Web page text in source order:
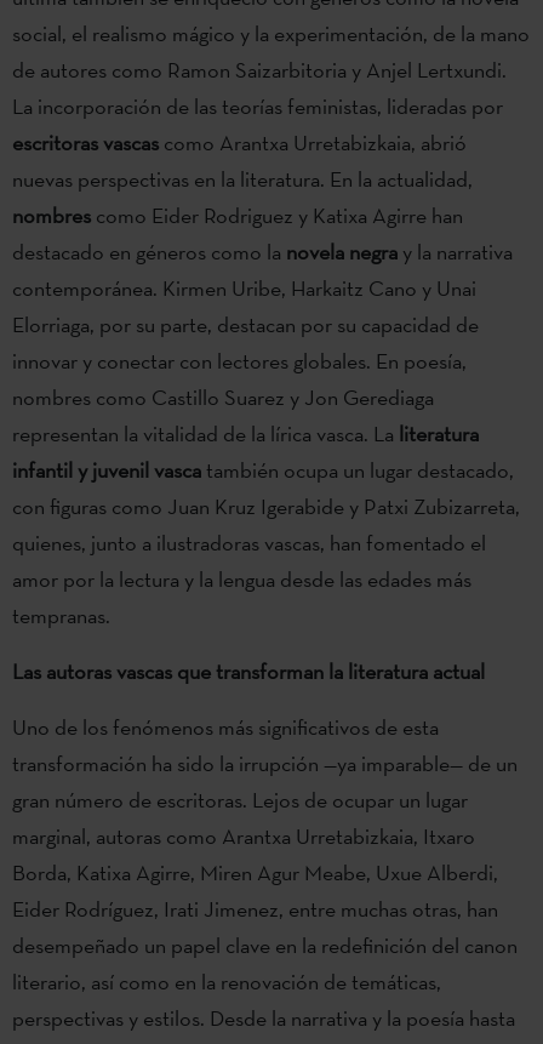
social, el realismo mágico y la experimentación, de la mano
de autores como Ramon Saizarbitoria y Anjel Lertxundi.
La incorporación de las teorías feministas, lideradas por
escritoras vascas como Arantxa Urretabizkaia, abrió
nuevas perspectivas en la literatura. En la actualidad,
nombres como Eider Rodriguez y Katixa Agirre han
destacado en géneros como la novela negra y la narrativa
contemporánea. Kirmen Uribe, Harkaitz Cano y Unai
Elorriaga, por su parte, destacan por su capacidad de
innovar y conectar con lectores globales. En poesía,
nombres como Castillo Suarez y Jon Gerediaga
representan la vitalidad de la lírica vasca. La literatura
infantil y juvenil vasca también ocupa un lugar destacado,
con figuras como Juan Kruz Igerabide y Patxi Zubizarreta,
quienes, junto a ilustradoras vascas, han fomentado el
amor por la lectura y la lengua desde las edades más
tempranas.
Las autoras vascas que transforman la literatura actual
Uno de los fenómenos más significativos de esta
transformación ha sido la irrupción —ya imparable— de un
gran número de escritoras. Lejos de ocupar un lugar
marginal, autoras como Arantxa Urretabizkaia, Itxaro
Borda, Katixa Agirre, Miren Agur Meabe, Uxue Alberdi,
Eider Rodríguez, Irati Jimenez, entre muchas otras, han
desempeñado un papel clave en la redefinición del canon
literario, así como en la renovación de temáticas,
perspectivas y estilos. Desde la narrativa y la poesía hasta